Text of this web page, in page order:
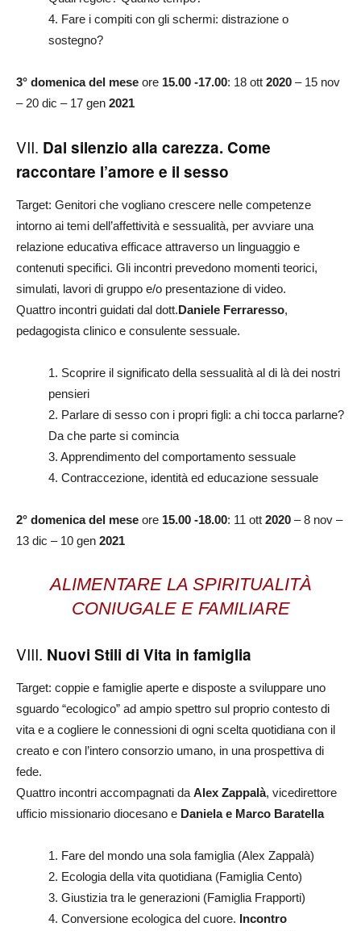
4. Fare i compiti con gli schermi: distrazione o
sostegno?
3° domenica del mese ore 15.00 -17.00: 18 ott 2020 – 15 nov
– 20 dic – 17 gen 2021
VII. Dal silenzio alla carezza. Come
raccontare l’amore e il sesso
Target: Genitori che vogliano crescere nelle competenze
intorno ai temi dell’affettività e sessualità, per avviare una
relazione educativa efficace attraverso un linguaggio e
contenuti specifici. Gli incontri prevedono momenti teorici,
simulati, lavori di gruppo e/o presentazione di video.
Quattro incontri guidati dal dott.Daniele Ferraresso,
pedagogista clinico e consulente sessuale.
1. Scoprire il significato della sessualità al di là dei nostri
pensieri
2. Parlare di sesso con i propri figli: a chi tocca parlarne?
Da che parte si comincia
3. Apprendimento del comportamento sessuale
4. Contraccezione, identità ed educazione sessuale
2° domenica del mese ore 15.00 -18.00: 11 ott 2020 – 8 nov –
13 dic – 10 gen 2021
ALIMENTARE LA SPIRITUALITÀ
CONIUGALE E FAMILIARE
VIII. Nuovi Stili di Vita in famiglia
Target: coppie e famiglie aperte e disposte a sviluppare uno
sguardo “ecologico” ad ampio spettro sul proprio contesto di
vita e a cogliere le connessioni di ogni scelta quotidiana con il
creato e con l’intero consorzio umano, in una prospettiva di
fede.
Quattro incontri accompagnati da Alex Zappalà, vicedirettore
ufficio missionario diocesano e Daniela e Marco Baratella
1. Fare del mondo una sola famiglia (Alex Zappalà)
2. Ecologia della vita quotidiana (Famiglia Cento)
3. Giustizia tra le generazioni (Famiglia Frapporti)
4. Conversione ecologica del cuore. Incontro